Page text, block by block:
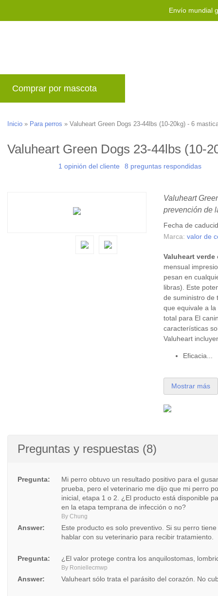
Envío mundial
Comprar por mascota
Inicio » Para perros » Valuheart Green Dogs 23-44lbs (10-20kg) - 6
Valuheart Green Dogs 23-44lbs (10-
1 opinión del cliente 8 preguntas respondidas
Valuheart
prevención de
Fecha de
Marca: valor de
Valuheart verde
mensual
pesan en
libras). Este
de suministro de
que equivale a
total para El
características
Valuheart
Eficacia...
Mostrar más
Preguntas y respuestas (8)
Pregunta:
Mi perro obtuvo un resultado positivo para el
prueba, pero el veterinario me dijo que mi perro
inicial, etapa 1 o 2. ¿El producto está disponible
en la etapa temprana de infección o no?
By Chung
Answer:
Este producto es solo preventivo. Si su perro
hablar con su veterinario para recibir tratamiento.
Pregunta: ¿El valor protege contra los anquilostomas,
By Roniellecmwp
Answer: Valuheart sólo trata el parásito del corazón. No